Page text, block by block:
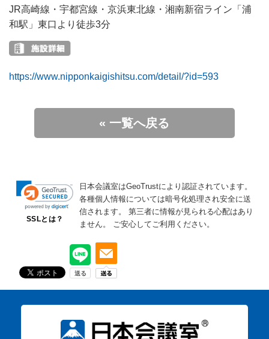
JR高崎線・宇都宮線・京浜東北線・湘南新宿ライン「浦
和駅」東口より徒歩3分
https://www.nipponkaigishitsu.com/detail/?id=593
« 一覧へ戻る
SSLとは？
日本会議室はGeoTrustにより認証されています。
各種個人情報については暗号化処理され安全に送
信されます。
第三者に情報が見られる心配はあり
ません。
ご安心してご利用ください。